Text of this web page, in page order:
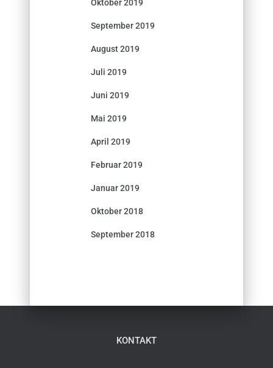
Oktober 2019
September 2019
August 2019
Juli 2019
Juni 2019
Mai 2019
April 2019
Februar 2019
Januar 2019
Oktober 2018
September 2018
KONTAKT